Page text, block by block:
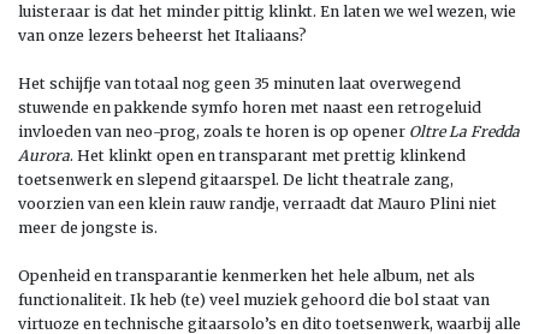
luisteraar is dat het minder pittig klinkt. En laten we wel wezen, wie
van onze lezers beheerst het Italiaans?
Het schijfje van totaal nog geen 35 minuten laat overwegend
stuwende en pakkende symfo horen met naast een retrogeluid
invloeden van neo-prog, zoals te horen is op opener Oltre La Fredda
Aurora. Het klinkt open en transparant met prettig klinkend
toetsenwerk en slepend gitaarspel. De licht theatrale zang,
voorzien van een klein rauw randje, verraadt dat Mauro Plini niet
meer de jongste is.
Openheid en transparantie kenmerken het hele album, net als
functionaliteit. Ik heb (te) veel muziek gehoord die bol staat van
virtuoze en technische gitaarsolo’s en dito toetsenwerk, waarbij alle